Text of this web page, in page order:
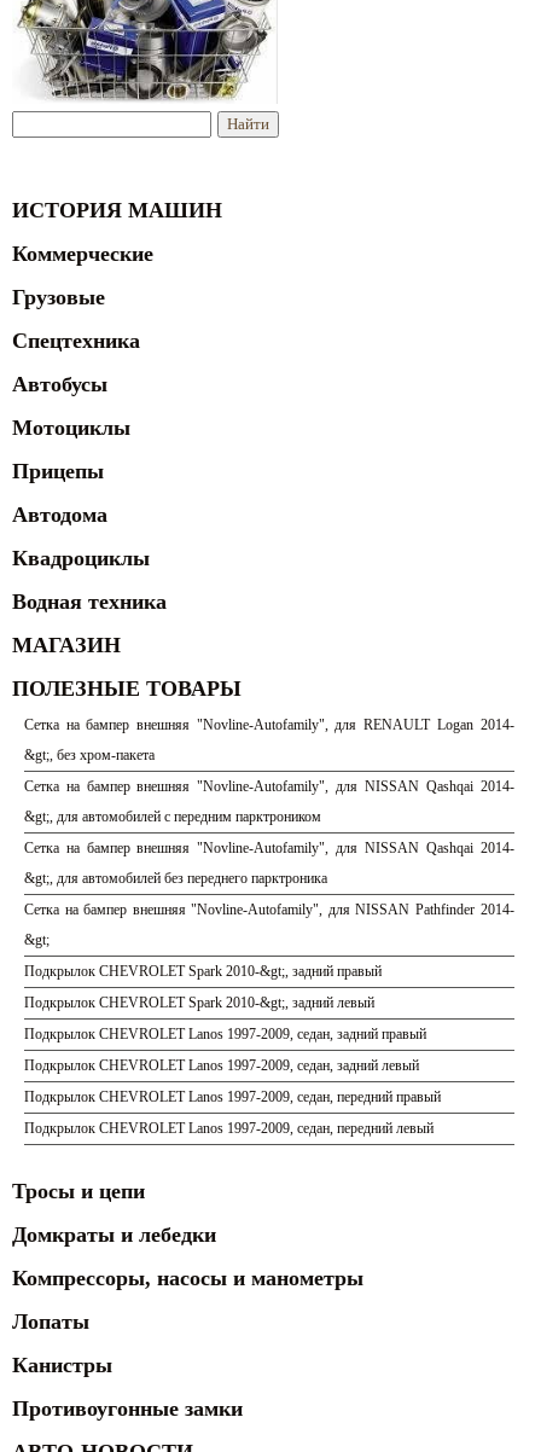
ИСТОРИЯ МАШИН
Коммерческие
Грузовые
Спецтехника
Автобусы
Мотоциклы
Прицепы
Автодома
Квадроциклы
Водная техника
МАГАЗИН
ПОЛЕЗНЫЕ ТОВАРЫ
Сетка на бампер внешняя "Novline-Autofamily", для RENAULT Logan 2014-
&gt;, без хром-пакета
Сетка на бампер внешняя "Novline-Autofamily", для NISSAN Qashqai 2014-
&gt;, для автомобилей с передним парктроником
Сетка на бампер внешняя "Novline-Autofamily", для NISSAN Qashqai 2014-
&gt;, для автомобилей без переднего парктроника
Сетка на бампер внешняя "Novline-Autofamily", для NISSAN Pathfinder 2014-
&gt;
Подкрылок CHEVROLET Spark 2010-&gt;, задний правый
Подкрылок CHEVROLET Spark 2010-&gt;, задний левый
Подкрылок CHEVROLET Lanos 1997-2009, седан, задний правый
Подкрылок CHEVROLET Lanos 1997-2009, седан, задний левый
Подкрылок CHEVROLET Lanos 1997-2009, седан, передний правый
Подкрылок CHEVROLET Lanos 1997-2009, седан, передний левый
Тросы и цепи
Домкраты и лебедки
Компрессоры, насосы и манометры
Лопаты
Канистры
Противоугонные замки